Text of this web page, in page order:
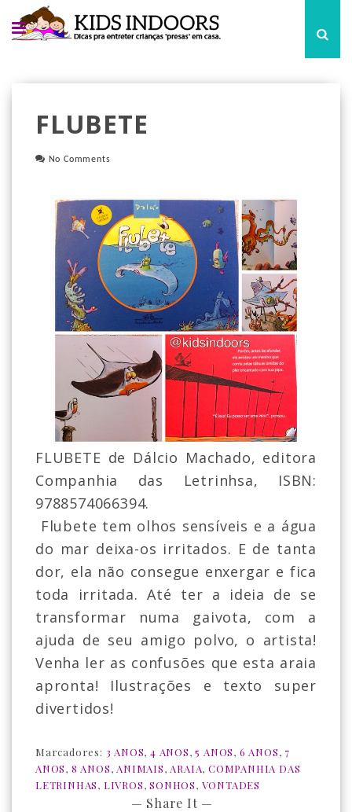
FLUBETE
No Comments
FLUBETE de Dálcio Machado, editora
Companhia das Letrinhsa, ISBN:
9788574066394.
Flubete tem olhos sensíveis e a água
do mar deixa-os irritados. E de tanta
dor, ela não consegue enxergar e fica
toda irritada. Até ter a ideia de se
transformar numa gaivota, com a
ajuda de seu amigo polvo, o artista!
Venha ler as confusões que esta araia
apronta! Ilustrações e texto super
divertidos!
Marcadores: 3 ANOS,4 ANOS,5 ANOS, 6 ANOS, 7
ANOS, 8 ANOS, ANIMAIS, ARAIA,COMPANHIA DAS
LETRINHAS, LIVROS,SONHOS, VONTADES
— Share It —